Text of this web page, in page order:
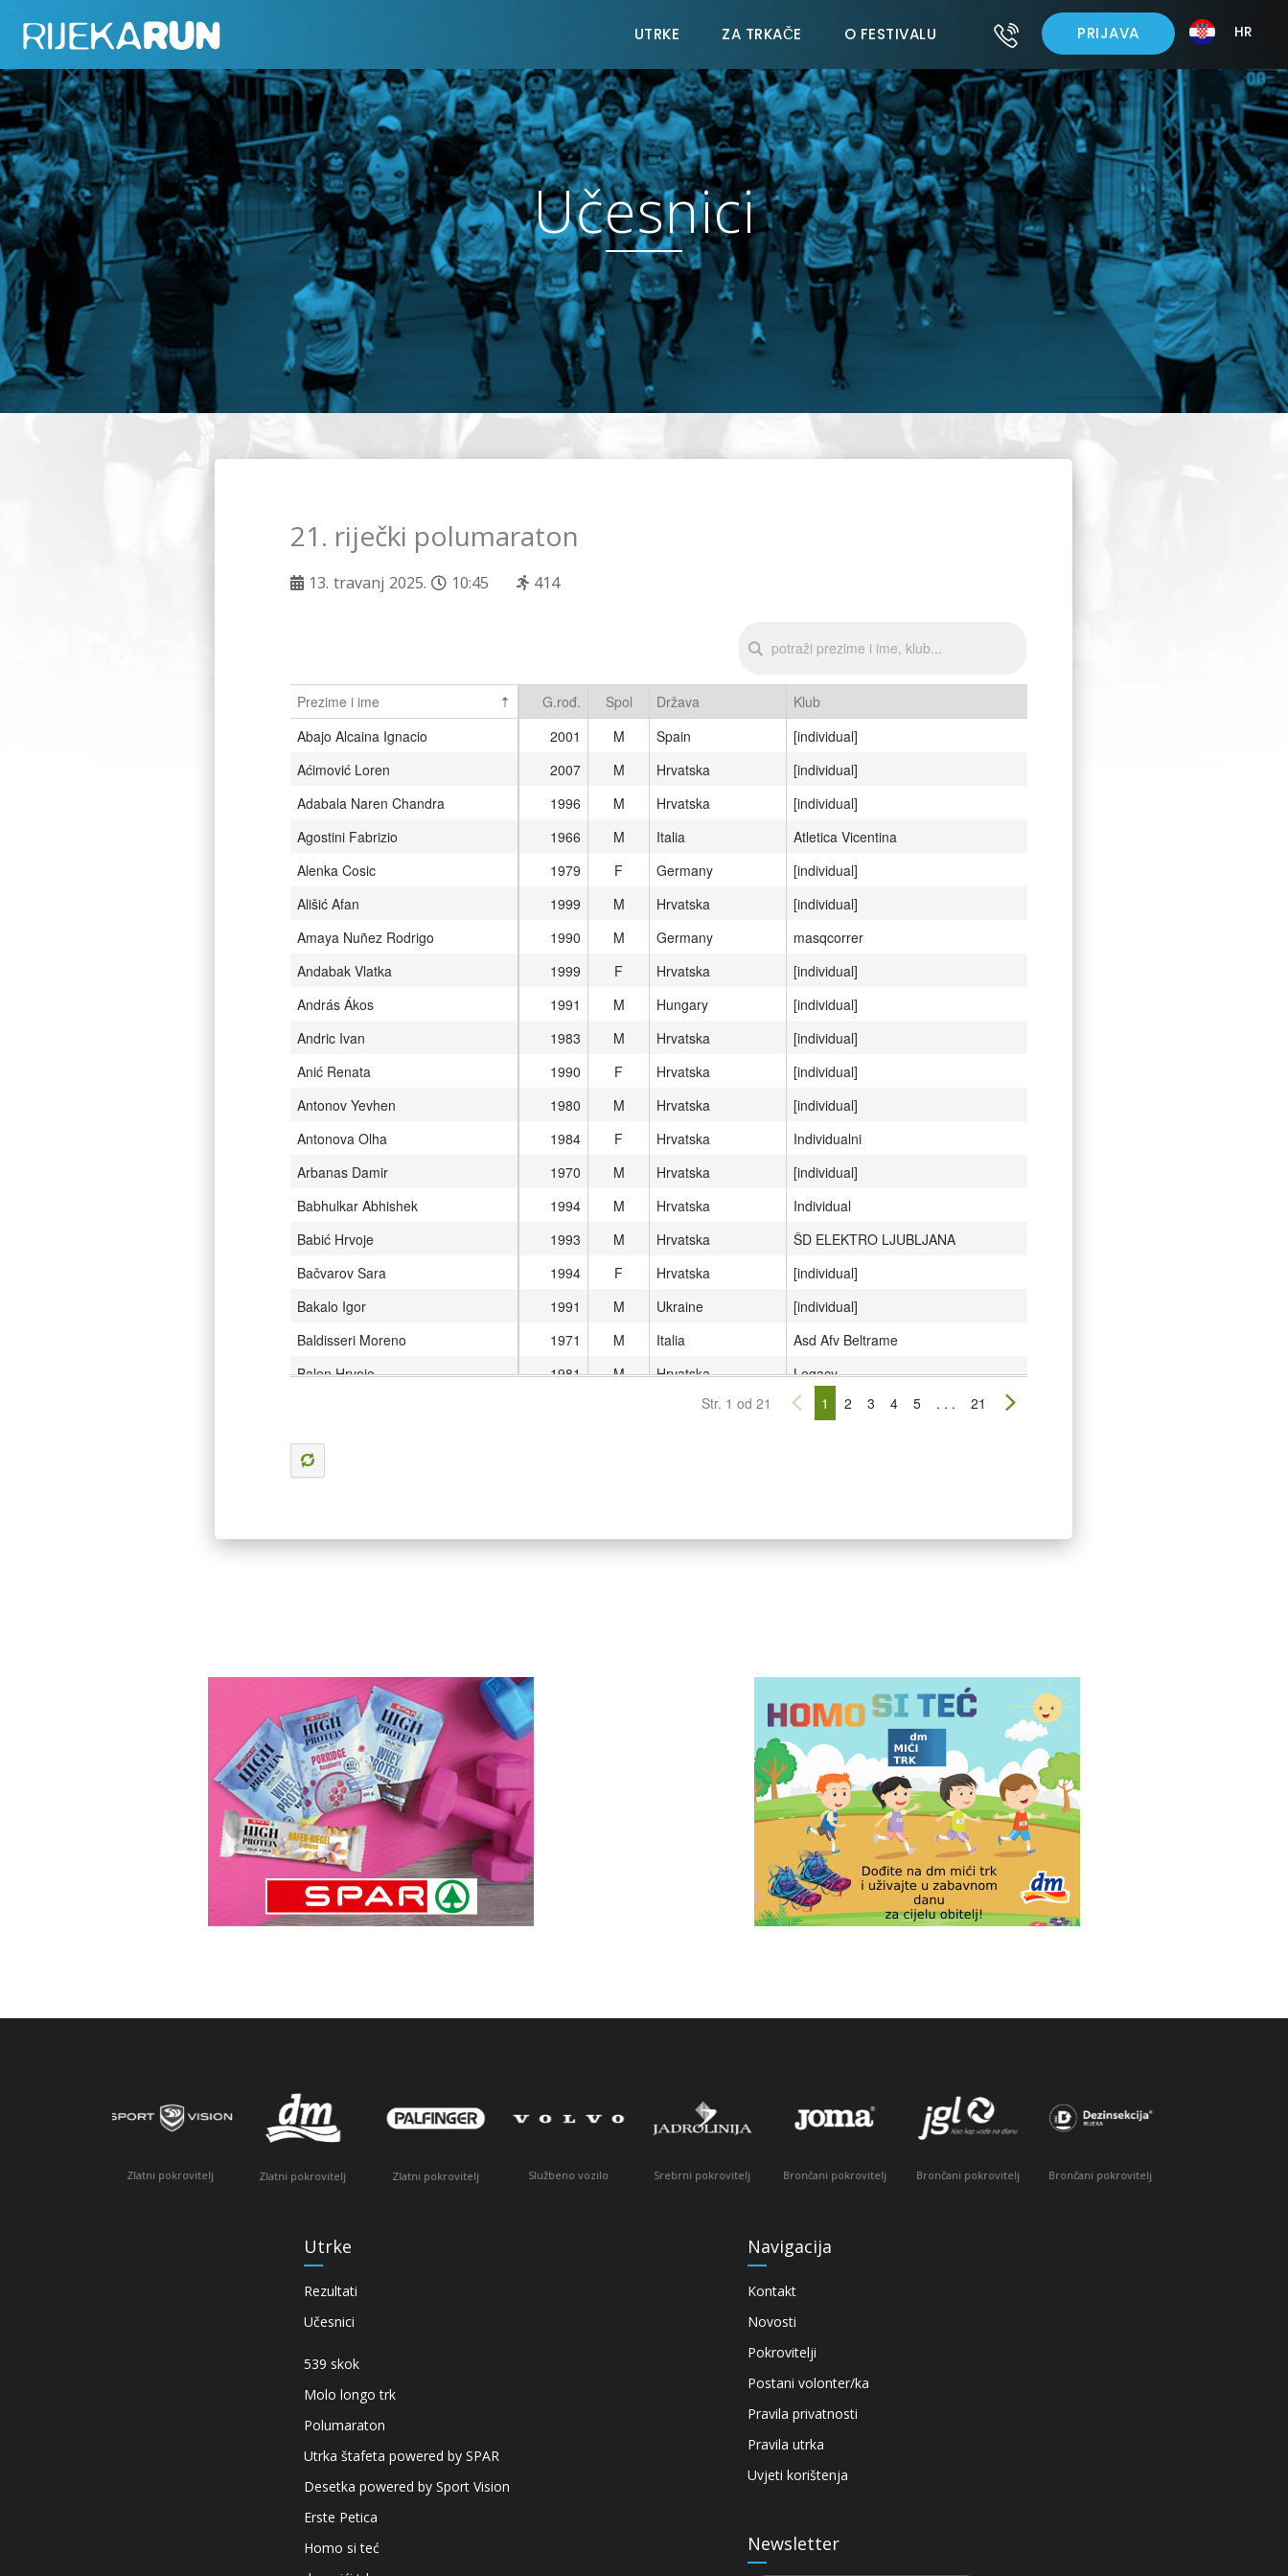
UTRKE ZA TRKAČE O FESTIVALU PRIJAVA HR
Učesnici
21. riječki polumaraton
13. travanj 2025. 10:45 414
G.rođ. Spol Država Klub
Prezime i ime
2001
M Spain
[individual]
2007
M Hrvatska
[individual]
1996
M Hrvatska
[individual]
1966
M Italia
Atletica Vicentina
1979
F Germany
[individual]
1999
M Hrvatska
[individual]
1990
M Germany
masqcorrer
1999
F Hrvatska
[individual]
1991
M Hungary
[individual]
1983
M Hrvatska
[individual]
1990
F Hrvatska
[individual]
1980
M Hrvatska
[individual]
1984
F Hrvatska
Individualni
1970
M Hrvatska
[individual]
1994
M Hrvatska
Individual
1993
M Hrvatska
ŠD ELEKTRO LJUBLJANA
1994
F Hrvatska
[individual]
1991
M Ukraine
[individual]
1971
M Italia
Asd Afv Beltrame
1981
M Hrvatska Legacy
Abajo Alcaina Ignacio
Aćimović Loren
Adabala Naren Chandra
Agostini Fabrizio
Alenka Cosic
Ališić Afan
Amaya Nuñez Rodrigo
Andabak Vlatka
András Ákos
Andric Ivan
Anić Renata
Antonov Yevhen
Antonova Olha
Arbanas Damir
Babhulkar Abhishek
Babić Hrvoje
Bačvarov Sara
Bakalo Igor
Baldisseri Moreno
Balen Hrvoje
Str. 1 od 21
1 2 3 4 5 . . . 21
Zlatni pokrovitelj Zlatni pokrovitelj Službeno vozilo Srebrni pokrovitelj Brončani pokrovitelj Brončani pokrovitelj Brončani pokrovitelj Brončani pokrovitelj
Utrke
Rezultati
Učesnici
539 skok
Molo longo trk
Polumaraton
Utrka štafeta powered by SPAR
Desetka powered by Sport Vision
Erste Petica
Homo si teć
Navigacija
Kontakt
Novosti
Pokrovitelji
Postani volonter/ka
Pravila privatnosti
Pravila utrka
Uvjeti korištenja
Newsletter